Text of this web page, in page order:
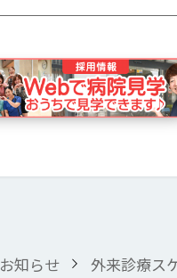
お知らせ 外来診療ス